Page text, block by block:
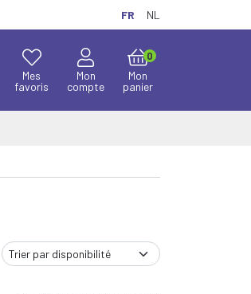
FR NL
Mes
favoris
Mon
compte
Mon
panier
0